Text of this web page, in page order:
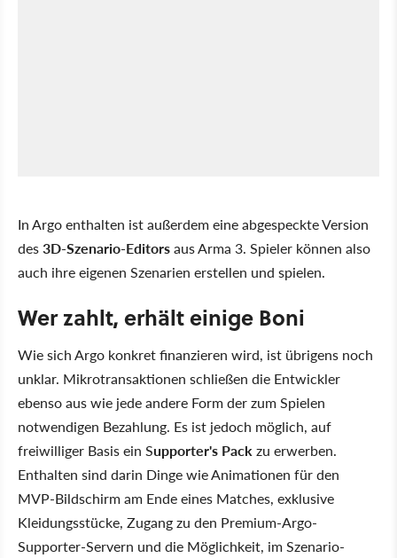
In Argo enthalten ist außerdem eine abgespeckte Version
des3D-Szenario-Editorsaus Arma 3. Spieler können also
auch ihre eigenen Szenarien erstellen und spielen.
Wer zahlt, erhält einige Boni
Wie sich Argo konkret finanzieren wird, ist übrigens noch
unklar. Mikrotransaktionen schließen die Entwickler
ebenso aus wie jede andere Form der zum Spielen
notwendigen Bezahlung. Es ist jedoch möglich, auf
freiwilliger Basis ein Supporter's Pack zu erwerben.
Enthalten sind darin Dinge wie Animationen für den
MVP-Bildschirm am Ende eines Matches, exklusive
Kleidungsstücke, Zugang zu den Premium-Argo-
Supporter-Servern und die Möglichkeit, im Szenario-